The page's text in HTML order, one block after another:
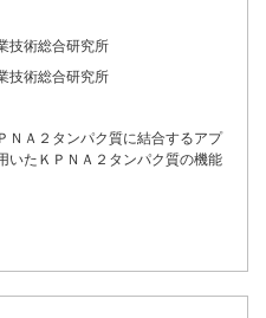
技術総合研究所
技術総合研究所
ＮＡ２タンパク質に結合するアプ
いたＫＰＮＡ２タンパク質の機能